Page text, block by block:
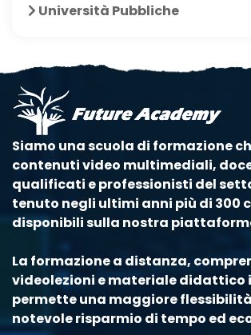
Università Pubbliche
Siamo una scuola di formazione
contenuti video multimediali,
qualificati e professionisti del
tenuto negli ultimi anni più di 300
disponibili sulla nostra
La formazione a distanza,
videolezioni e materiale didattico
permette una maggiore
notevole risparmio di tempo ed